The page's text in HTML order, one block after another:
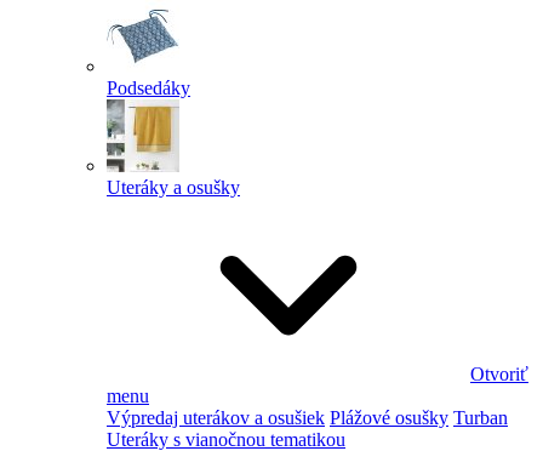
Podsedáky
Uteráky a osušky
Otvoriť
menu
Výpredaj uterákov a osušiek Plážové osušky Turban
Uteráky s vianočnou tematikou